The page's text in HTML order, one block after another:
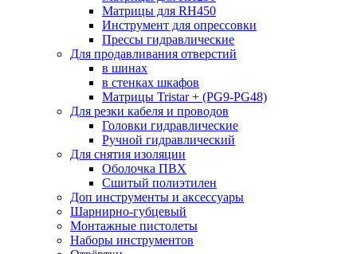
Матрицы для RH450
Инструмент для опрессовки
Прессы гидравлические
Для продавливания отверстий
в шинах
в стенках шкафов
Матрицы Tristar + (PG9-PG48)
Для резки кабеля и проводов
Головки гидравлические
Ручной гидравлический
Для снятия изоляции
Оболочка ПВХ
Сшитый полиэтилен
Доп инструменты и аксессуары
Шарнирно-губцевый
Монтажные пистолеты
Наборы инструментов